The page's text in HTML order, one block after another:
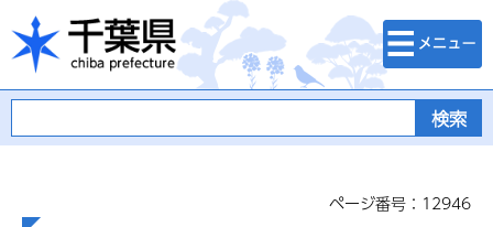
千葉県
検索・メニュ
ー
ページ番号：12946